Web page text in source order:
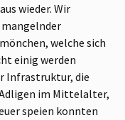
wieder. Wir
welche sich
einig werden
Infrastruktur, die
im Mittelalter,
speien konnten